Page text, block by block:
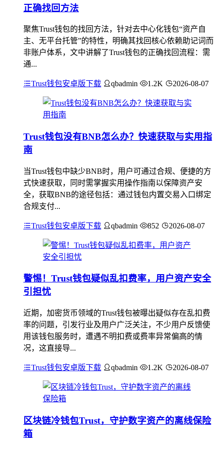
正确找回方法
聚焦Trust钱包的找回方法，针对去中心化钱包“资产自
主、无平台托管”的特性，明确其找回核心依赖助记词而
非账户体系，文中讲解了Trust钱包的正确找回流程：需
通...
Trust钱包安卓版下载 qbadmin 1.2K 2026-08-07
Trust钱包没有BNB怎么办？快速获取与实用指
南
当Trust钱包中缺少BNB时，用户可通过合规、便捷的方
式快速获取，同时需掌握实用操作指南以保障资产安
全，获取BNB的途径包括：通过钱包内置交易入口绑定
合规支付...
Trust钱包安卓版下载 qbadmin 852 2026-08-07
警惕！Trust钱包疑似乱扣费率，用户资产安全
引担忧
近期，加密货币领域的Trust钱包被曝出疑似存在乱扣费
率的问题，引发行业及用户广泛关注，不少用户反馈使
用该钱包服务时，遭遇不明扣费或费率异常偏高的情
况，这直接导...
Trust钱包安卓版下载 qbadmin 1.2K 2026-08-07
区块链冷钱包Trust，守护数字资产的离线保险
箱